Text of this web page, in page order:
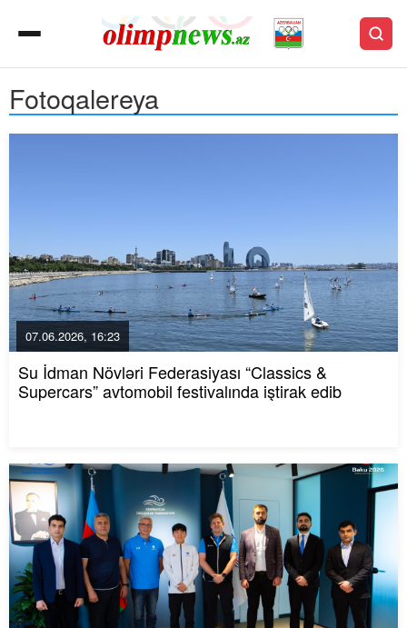
Fotoqalereya
07.06.2026, 16:23
Su İdman Növləri Federasiyası “Classics &
Supercars” avtomobil festivalında iştirak edib